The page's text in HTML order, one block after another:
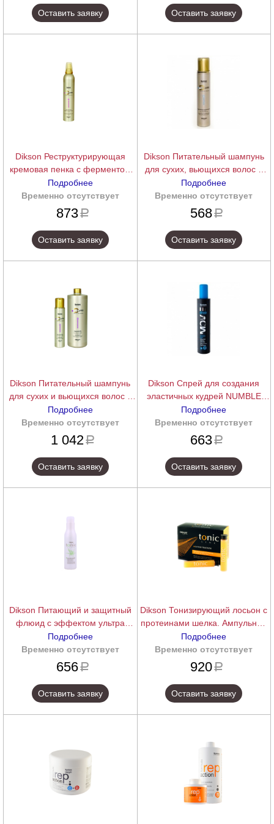
Оставить заявку Оставить заявку
Dikson Реструктурирующая
кремовая пенка с ферментом
Lactococcus NOURISHING(N)
Restructuring Creamy Foam, 300
мл.
подробнее
Подробнее
Временно отсутствует
873a
Оставить заявку
Dikson Питательный шампунь
для сухих, вьющихся волос с
ферментом Lactococcus
NOURISHING(N) Nourishing
Bath, 250 мл.
подробнее
Подробнее
Временно отсутствует
568a
Оставить заявку
Dikson Питательный шампунь
для сухих и вьющихся волос с
ферментом Lactococcus
NOURISHING(N) Nourishing
Bath, 1000 мл.
подробнее
Подробнее
Временно отсутствует
1 042 a
Оставить заявку
Dikson Спрей для создания
эластичных кудрей NUMBLE
CURL, 250 мл.
подробнее
Подробнее
Временно отсутствует
663a
Оставить заявку
Dikson Питающий и защитный
флюид с эффектом ультра
блеска TONIC LINE ChA OIL
NON OIL, 250 мл.подробнее
Подробнее
Временно отсутствует
656a
Оставить заявку
Dikson Тонизирующий лосьон с
протеинами шелка. Ампульное
лечение TONIC LINE LOTION,
10х12мл
подробнее
Подробнее
Временно отсутствует
920a
Оставить заявку